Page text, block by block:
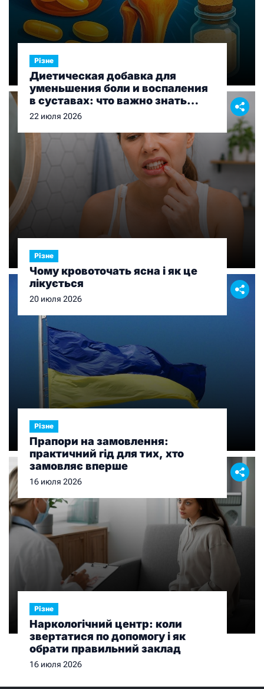
Різне
Диетическая добавка для
уменьшения боли и воспаления
в суставах: что важно знать
перед выбором
22 июля 2026
Різне
Чому кровоточать ясна і як це
лікується
20 июля 2026
Різне
Прапори на замовлення:
практичний гід для тих, хто
замовляє вперше
16 июля 2026
Різне
Наркологічний центр: коли
звертатися по допомогу і як
обрати правильний заклад
16 июля 2026